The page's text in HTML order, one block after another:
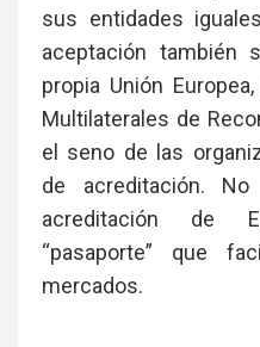
sus entidades
aceptación también
propia Unión
Multilaterales de
el seno de las
de acreditación.
acreditación de
“pasaporte” que
mercados.